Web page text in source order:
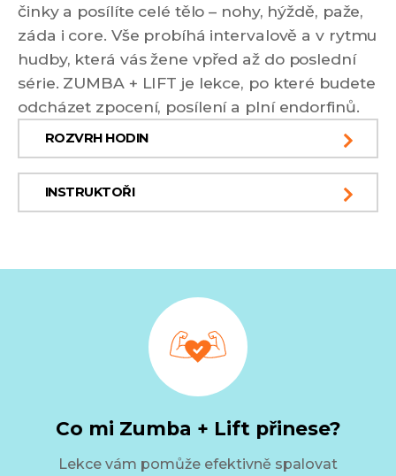
činky a posílíte celé tělo – nohy, hýždě, paže,
záda i core. Vše probíhá intervalově a v rytmu
hudby, která vás žene vpřed až do poslední
série. ZUMBA + LIFT je lekce, po které budete
odcházet zpocení, posílení a plní endorfinů.
ROZVRH HODIN
INSTRUKTOŘI
Co mi Zumba + Lift přinese?
Lekce vám pomůže efektivně spalovat